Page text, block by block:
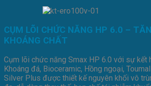
CỤM LÕI CHỨC NĂNG HP 6.0 –
KHOÁNG CHẤT
Cụm lõi chức năng Smax HP 6.0 với sự kết
Khoáng đá, Bioceramic, Hồng ngoại,
Silver Plus được thiết kế nguyên khối vô